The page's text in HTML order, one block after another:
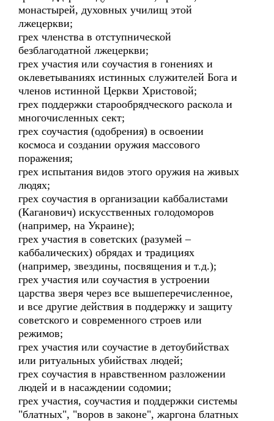
монастырей, духовных училищ этой
лжецеркви;
грех членства в отступнической
безблагодатной лжецеркви;
грех участия или соучастия в гонениях и
оклеветываниях истинных служителей Бога и
членов истинной Церкви Христовой;
грех поддержки старообрядческого раскола и
многочисленных сект;
грех соучастия (одобрения) в освоении
космоса и создании оружия массового
поражения;
грех испытания видов этого оружия на живых
людях;
грех соучастия в организации каббалистами
(Каганович) искусственных голодоморов
(например, на Украине);
грех участия в советских (разумей –
каббалических) обрядах и традициях
(например, звездины, посвящения и т.д.);
грех участия или соучастия в устроении
царства зверя через все вышеперечисленное,
и все другие действия в поддержку и защиту
советского и современного строев или
режимов;
грех участия или соучастие в детоубийствах
или ритуальных убийствах людей;
грех соучастия в нравственном разложении
людей и в насаждении содомии;
грех участия, соучастия и поддержки системы
"блатных", "воров в законе", жаргона блатных